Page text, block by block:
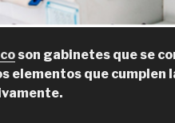
son gabinetes que se
elementos que